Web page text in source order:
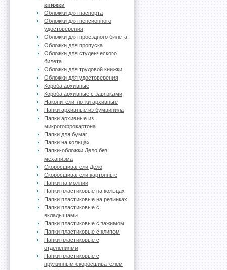
книжки
Обложки для паспорта
Обложки для пенсионного
удостоверения
Обложки для проездного билета
Обложки для пропуска
Обложки для студенческого
билета
Обложки для трудовой книжки
Обложки для удостоверения
Короба архивные
Короба архивные с завязками
Накопители-лотки архивные
Папки архивные из бумвинила
Папки архивные из
микрогофрокартона
Папки для бумаг
Папки на кольцах
Папки-обложки Дело без
механизма
Скоросшиватели Дело
Скоросшиватели картонные
Папки на молнии
Папки пластиковые на кольцах
Папки пластиковые на резинках
Папки пластиковые с
вкладышами
Папки пластиковые с зажимом
Папки пластиковые с клипом
Папки пластиковые с
отделениями
Папки пластиковые с
пружинным скоросшивателем